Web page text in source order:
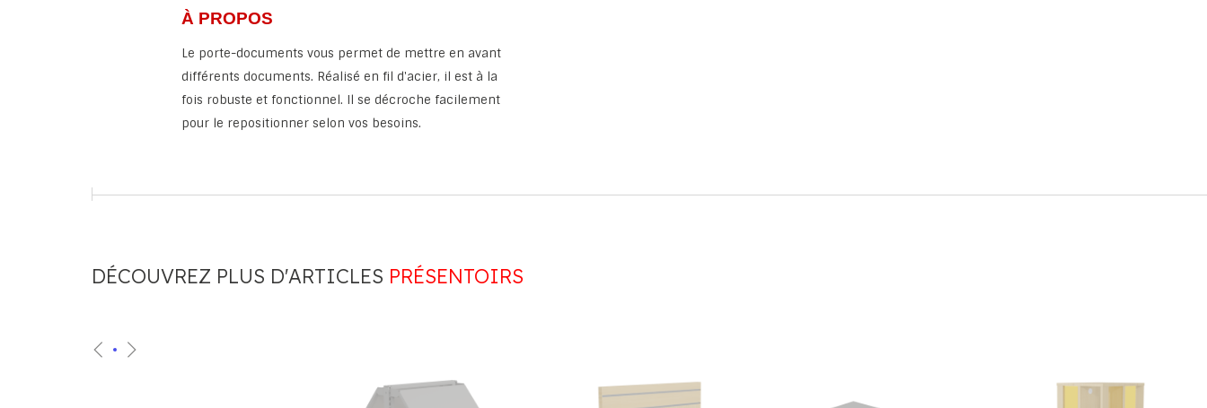
À PROPOS
Le porte-documents vous permet de mettre en avant
différents documents. Réalisé en fil d'acier, il est à la
fois robuste et fonctionnel. Il se décroche facilement
pour le repositionner selon vos besoins.
DÉCOUVREZ PLUS D'ARTICLES PRÉSENTOIRS